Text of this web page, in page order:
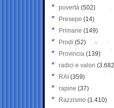
povertà (502)
Presepe (14)
Primarie (149)
Prodi (52)
Provincia (139)
radici e valori
RAI (359)
rapine (37)
Razzismo (1.410)